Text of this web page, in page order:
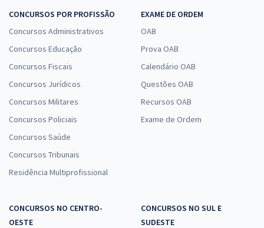
CONCURSOS POR PROFISSÃO
Concursos Administrativos
Concursos Educação
Concursos Fiscais
Concursos Jurídicos
Concursos Militares
Concursos Policiais
Concursos Saúde
Concursos Tribunais
Residência Multiprofissional
EXAME DE ORDEM
OAB
Prova OAB
Calendário OAB
Questões OAB
Recursos OAB
Exame de Ordem
CONCURSOS NO CENTRO-
OESTE
CONCURSOS NO SUL E
SUDESTE